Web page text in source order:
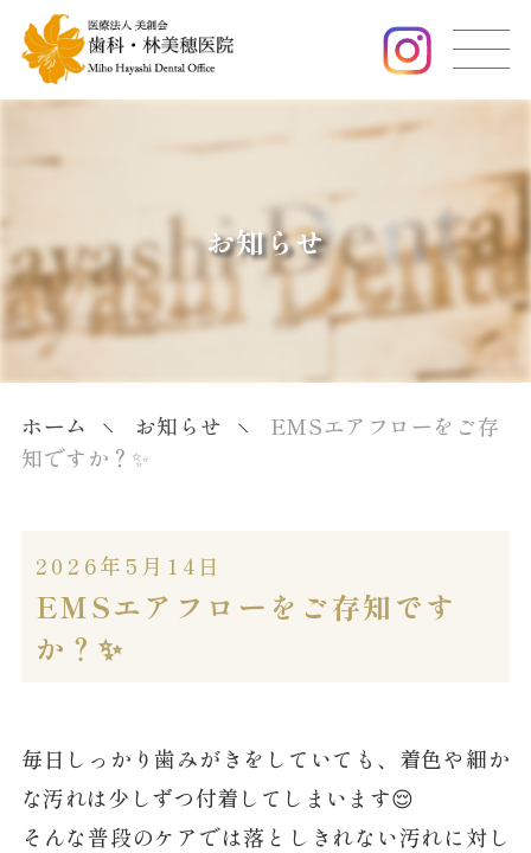
お知らせ
ホーム お知らせ
EMSエアフローをご存
知ですか？✨
2026年5月14日
EMSエアフローをご存知です
か？✨
毎日しっかり歯みがきをしていても、着色や細か
な汚れは少しずつ付着してしまいます😌
そんな普段のケアでは落としきれない汚れに対し